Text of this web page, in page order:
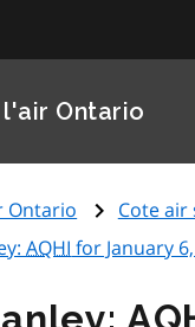
Ontario
Ontario Cote air
AQHI for January